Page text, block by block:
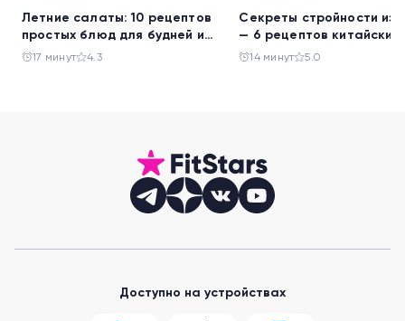
Летние салаты: 10 рецептов
простых блюд для будней и
праздника
17 минут 4.3
Секреты стройности из
— 6 рецептов китайских
салатов
14 минут 5.0
Доступно на устройствах